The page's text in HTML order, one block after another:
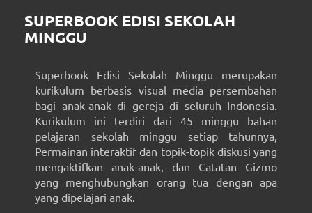
SUPERBOOK EDISI SEKOLAH
MINGGU
Superbook Edisi Sekolah Minggu merupakan
kurikulum berbasis visual media persembahan
bagi anak-anak di gereja di seluruh Indonesia.
Kurikulum ini terdiri dari 45 minggu bahan
pelajaran sekolah minggu setiap tahunnya,
Permainan interaktif dan topik-topik diskusi yang
mengaktifkan anak-anak, dan Catatan Gizmo
yang menghubungkan orang tua dengan apa
yang dipelajari anak.